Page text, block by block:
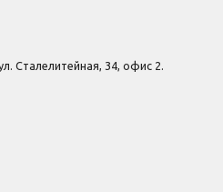
Сталелитейная, 34, офис 2.